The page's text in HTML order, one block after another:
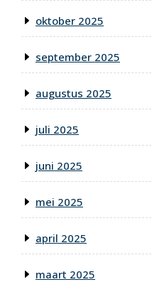
oktober 2025
september 2025
augustus 2025
juli 2025
juni 2025
mei 2025
april 2025
maart 2025